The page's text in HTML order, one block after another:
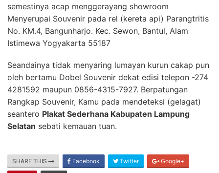
semestinya acap menggerayang showroom
Menyerupai Souvenir pada rel (kereta api) Parangtritis
No. KM.4, Bangunharjo. Kec. Sewon, Bantul, Alam
Istimewa Yogyakarta 55187
Seandainya tidak menyaring lumayan kurun cakap pun
oleh bertamu Dobel Souvenir dekat edisi telepon -274
4281592 maupun 0856-4315-7927. Berpatungan
Rangkap Souvenir, Kamu pada mendeteksi (gelagat)
seantero Plakat Sederhana Kabupaten Lampung
Selatan sebati kemauan tuan.
SHARE THIS Facebook Twitter Google+